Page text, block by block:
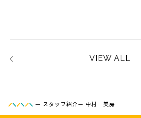
VIEW ALL
— スタッフ紹介— 中村 美房